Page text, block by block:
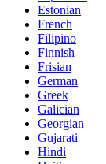
Estonian
French
Filipino
Finnish
Frisian
German
Greek
Galician
Georgian
Gujarati
Hindi